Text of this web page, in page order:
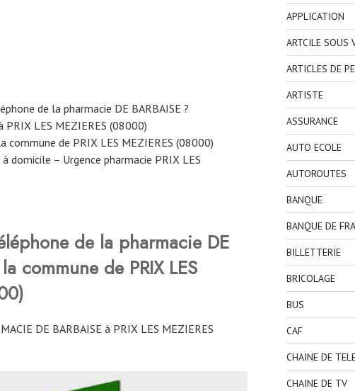
de la pharmacie DE BARBAISE ?
LES MEZIERES (08000)
commune de PRIX LES MEZIERES (08000)
domicile – Urgence pharmacie PRIX LES
de la pharmacie DE
commune de PRIX LES
DE BARBAISE à PRIX LES MEZIERES
APPLICATION
ARTCILE SOUS
ARTICLES DE
ARTISTE
ASSURANCE
AUTO ECOLE
AUTOROUTES
BANQUE
BANQUE DE
BILLETTERIE
BRICOLAGE
BUS
CAF
CHAINE DE
CHAINE DE TV